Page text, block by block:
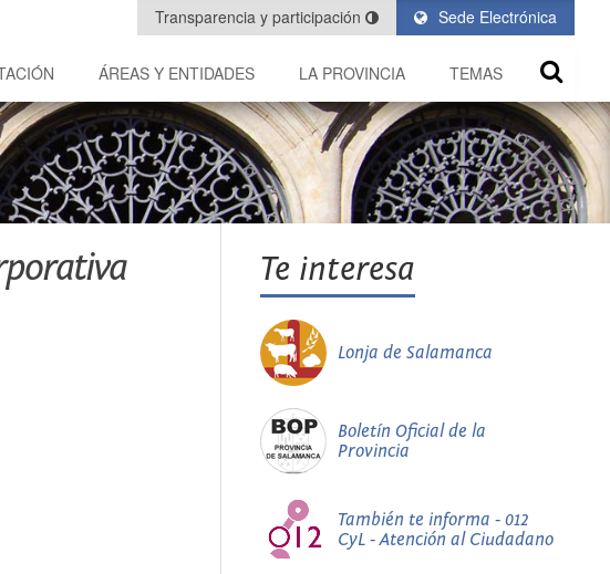
Sede Electrónica
Transparencia y participación
ÁREAS Y ENTIDADES LA PROVINCIA TEMAS
Te interesa
Lonja de Salamanca
Boletín Oficial de la
Provincia
También te informa - 012
CyL - Atención al Ciudadano